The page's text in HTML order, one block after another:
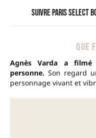
Suivre Paris Select
QUE
Agnès Varda a filmé
personne. Son regard
personnage vivant et